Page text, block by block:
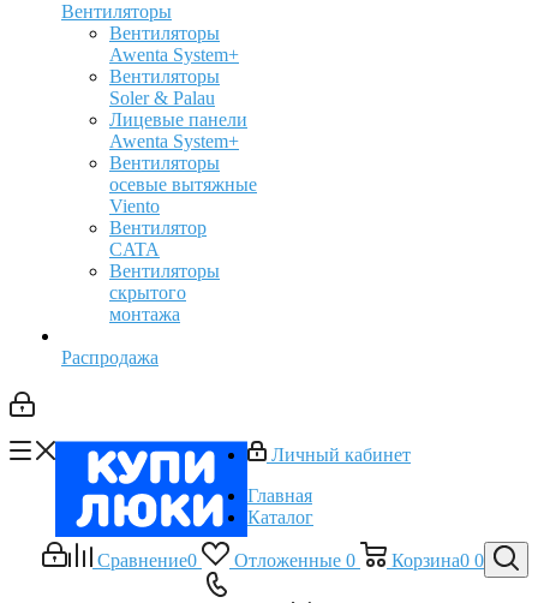
Вентиляторы
Вентиляторы
Awenta System+
Вентиляторы
Soler & Palau
Лицевые панели
Awenta System+
Вентиляторы
осевые вытяжные
Viento
Вентилятор
CATA
Вентиляторы
скрытого
монтажа
Распродажа
Сравнение0 Отложенные 0 Корзина0 0
Личный кабинет
Главная
Каталог